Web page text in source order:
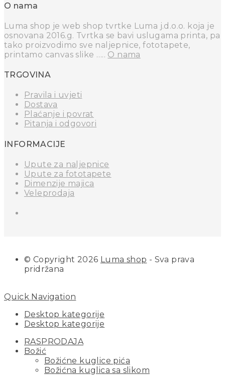
O nama
Luma shop je web shop tvrtke Luma j.d.o.o. koja je
osnovana 2016.g. Tvrtka se bavi uslugama printa, pa
tako proizvodimo sve naljepnice, fototapete,
printamo canvas slike ….. O nama
TRGOVINA
Pravila i uvjeti
Dostava
Plaćanje i povrat
Pitanja i odgovori
INFORMACIJE
Upute za naljepnice
Upute za fototapete
Dimenzije majica
Veleprodaja
© Copyright 2026 Luma shop - Sva prava
pridržana
Quick Navigation
Desktop kategorije
Desktop kategorije
RASPRODAJA
Božić
Božićne kuglice pića
Božićna kuglica sa slikom